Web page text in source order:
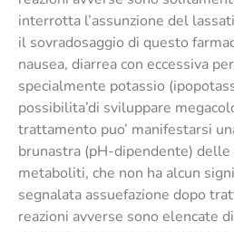
interrotta l’assunzione del
il sovradosaggio di questo
nausea, diarrea con eccessiva
specialmente potassio
possibilita’di sviluppare
trattamento puo’ manifestarsi
brunastra (pH-dipendente) delle
metaboliti, che non ha alcun
segnalata assuefazione dopo
reazioni avverse sono elencate